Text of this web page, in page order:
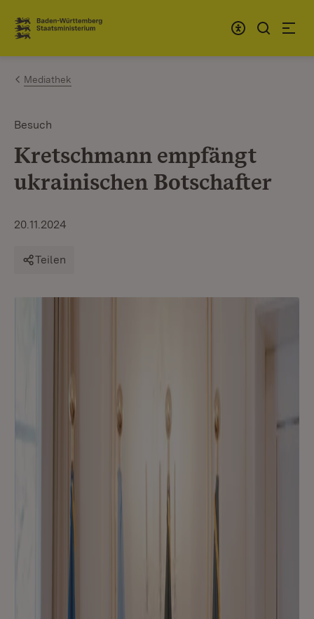
Zum Inhalt springen
Link zur Startseite
Mediathek
Besuch
Kretschmann empfängt
ukrainischen Botschafter
20.11.2024
Teilen